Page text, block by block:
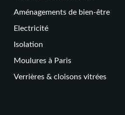
Aménagements de bien-être
Electricité
Isolation
Moulures à Paris
Verrières & cloisons vitrées